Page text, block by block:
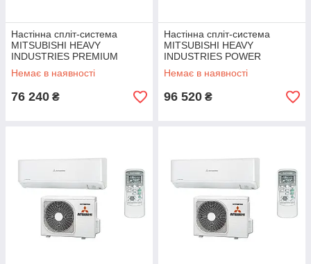
Настінна спліт-система
MITSUBISHI HEAVY
INDUSTRIES PREMIUM
SRK/SRC 50 ZS-W
Немає в наявності
76 240 ₴
Настінна спліт-система
MITSUBISHI HEAVY
INDUSTRIES POWER
SRK/SRC 63 ZR-W
Немає в наявності
96 520 ₴